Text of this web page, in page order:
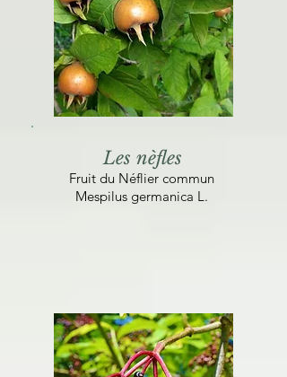
Les nèfles
Fruit du Néflier commun
Mespilus germanica L.